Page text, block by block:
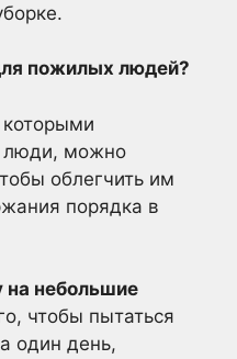
пожилых людей?
которыми
люди, можно
облегчить им
порядка в
на небольшие
чтобы пытаться
один день,